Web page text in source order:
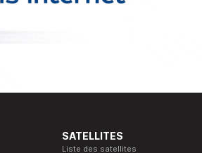
SATELLITES
Liste des satellites